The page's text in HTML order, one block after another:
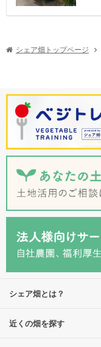
シェア畑トップページ
シェア畑とは？
近くの畑を探す